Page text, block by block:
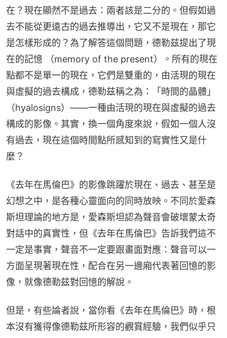
在？現在顯然不是過去：兩者該是二分的。但假如過
去不能從更遠古的過去推導出，它又不是現在，那它
是怎樣形成的？為了解答這個問題，德勒兹提出了現
在的記憶 （memory of the present）。所有的現在
點都不是單一的現在，它們是雙重的，由活現的現在
與虛擬的過去構成，德勒兹稱之為：「時間的晶體」
（hyalosigns）——一種由活現的現在與虛擬的過去
構成的影像。其實，換一個角度來說，假如一個人沒
有過去，現在這個時間點所感知到的寫實性又是什
麼？
《去年在馬倫巴》的影像跳躍於現在、過去、甚至是
幻想之中，是各種心靈面向的同時放映。不同於愛森
斯坦理論的地方是，愛森斯坦認為聲音會破壞蒙太奇
對話中的真實性，但《去年在馬倫巴》告訴我們這不
一定是事實，聲音不一定要跟畫面對應：聲音可以一
方面呈現著現在性，配合在另一邊廂代表著回憶的影
像，就像德勒兹對回憶的解說。
但是，有些論者說，當你看《去年在馬倫巴》時，根
本沒有獲得像德勒兹所形容的觀賞經驗，我們似乎只